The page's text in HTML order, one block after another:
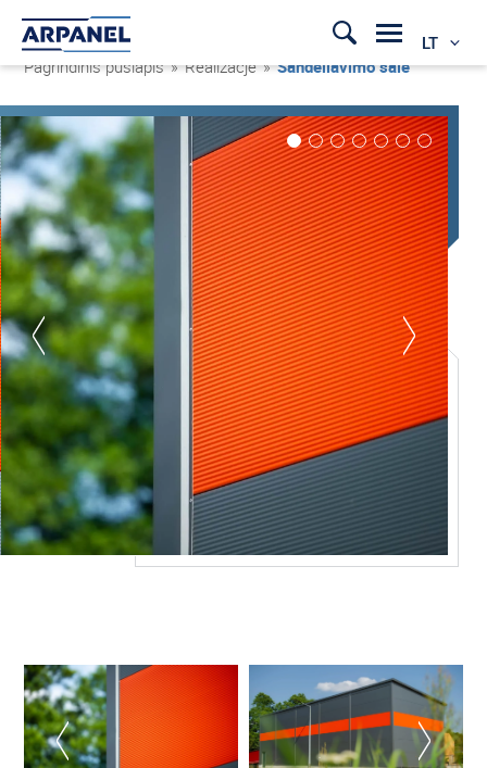
LT
Pagrindinis puslapis » Realizacje »Sandėliavimo salė